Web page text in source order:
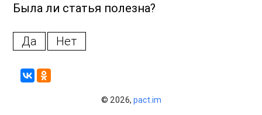
Была ли статья полезна?
Да Нет
© 2026, pact.im